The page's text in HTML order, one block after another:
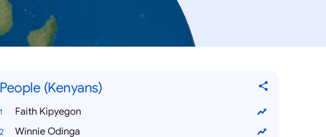
People (Kenyans)
Faith Kipyegon
Winnie Odinga